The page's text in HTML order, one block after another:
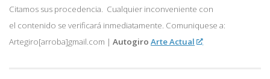
Citamos sus procedencia. Cualquier inconveniente con
el contenido se verificará inmediatamente. Comuniquese a:
Artegiro[arroba]gmail.com | Autogiro Arte Actual